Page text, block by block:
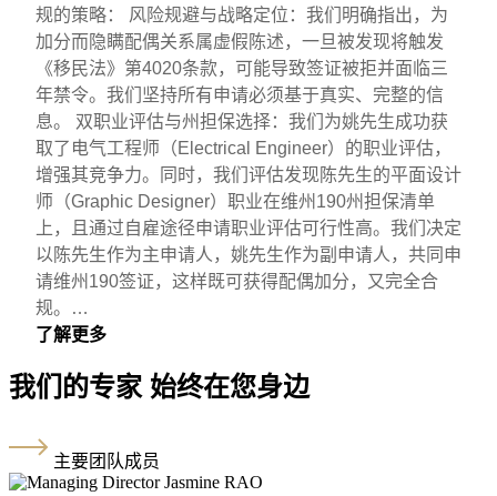
规的策略： 风险规避与战略定位：我们明确指出，为
加分而隐瞒配偶关系属虚假陈述，一旦被发现将触发
《移民法》第4020条款，可能导致签证被拒并面临三
年禁令。我们坚持所有申请必须基于真实、完整的信
息。 双职业评估与州担保选择：我们为姚先生成功获
取了电气工程师（Electrical Engineer）的职业评估，
增强其竞争力。同时，我们评估发现陈先生的平面设计
师（Graphic Designer）职业在维州190州担保清单
上，且通过自雇途径申请职业评估可行性高。我们决定
以陈先生作为主申请人，姚先生作为副申请人，共同申
请维州190签证，这样既可获得配偶加分，又完全合
规。…
了解更多
我们的专家 始终在您身边
主要团队成员